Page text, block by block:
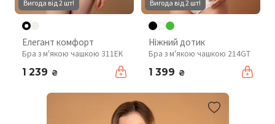
Вигода від 2 шт!
Елегант комфорт
Бра з м'якою чашкою 311EK
1 239 ₴
Вигода від 2 шт!
Ніжний дотик
Бра з м'якою чашкою 214GT
1 399 ₴